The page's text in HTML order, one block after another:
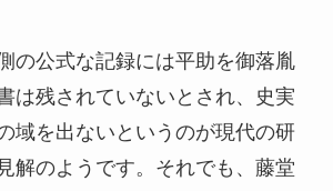
の公式な記録には平助を御落胤
は残されていないとされ、史実
域を出ないというのが現代の研
解のようです。それでも、藤堂